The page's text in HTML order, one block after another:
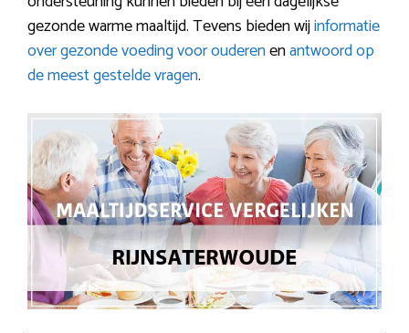
gezonde warme maaltijd. Tevens bieden wijinformatie
over gezonde voeding voor ouderenenantwoord op
de meest gestelde vragen.